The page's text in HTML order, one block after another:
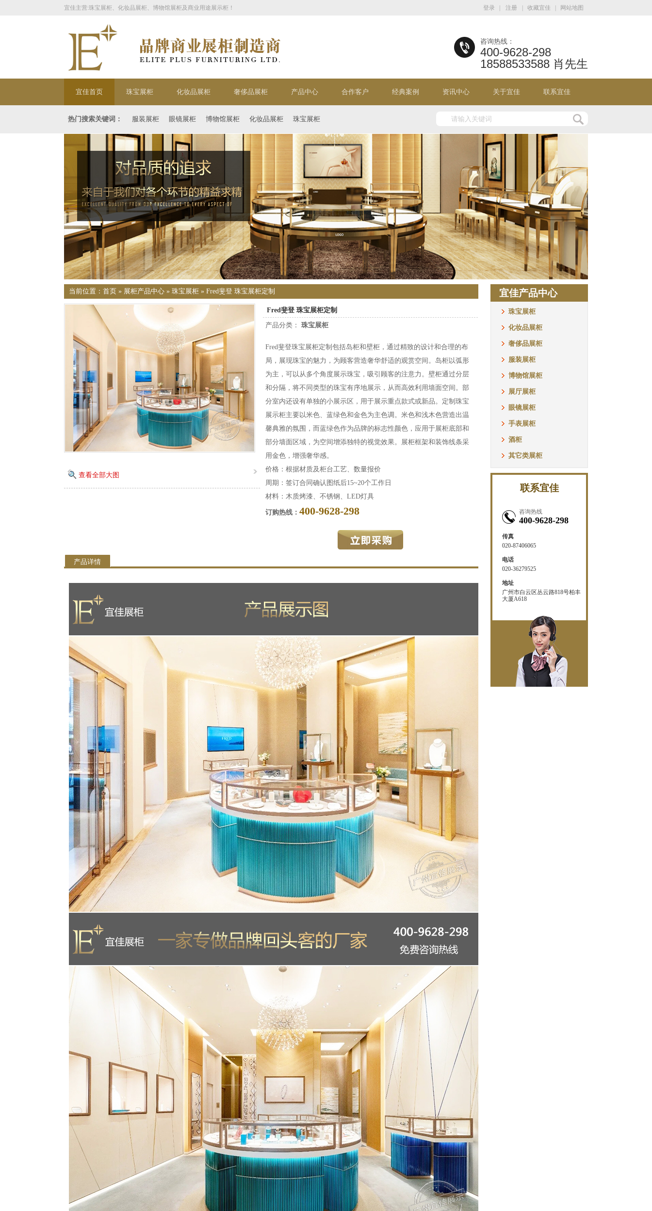
登录 注册 收藏宜佳 网站地图
宜佳主营:珠宝展柜、化妆品展柜、博物馆展柜及商业用途展示柜！
咨询热线：
400-9628-298
18588533588 肖先生
宜佳首页 珠宝展柜 化妆品展柜 奢侈品展柜 产品中心 合作客户 经典案例 资讯中心 关于宜佳 联系宜佳
热门搜索关键词： 服装展柜 眼镜展柜 博物馆展柜 化妆品展柜 珠宝展柜
当前位置： 首页 » 展柜产品中心 » 珠宝展柜 » Fred斐登 珠宝展柜定制
查看全部大图
Fred斐登 珠宝展柜定制
产品分类： 珠宝展柜
Fred斐登珠宝展柜定制包括岛柜和壁柜，通过精致的设计和合理的布
局，展现珠宝的魅力，为顾客营造奢华舒适的观赏空间。岛柜以弧形
为主，可以从多个角度展示珠宝，吸引顾客的注意力。壁柜通过分层
和分隔，将不同类型的珠宝有序地展示，从而高效利用墙面空间。部
分室内还设有单独的小展示区，用于展示重点款式或新品。定制珠宝
展示柜主要以米色、蓝绿色和金色为主色调。米色和浅木色营造出温
馨典雅的氛围，而蓝绿色作为品牌的标志性颜色，应用于展柜底部和
部分墙面区域，为空间增添独特的视觉效果。展柜框架和装饰线条采
用金色，增强奢华感。
价格：根据材质及柜台工艺、数量报价
周期：签订合同确认图纸后15~20个工作日
材料：木质烤漆、不锈钢、LED灯具
订购热线： 400-9628-298
产品详情
宜佳产品中心
珠宝展柜
化妆品展柜
奢侈品展柜
服装展柜
博物馆展柜
展厅展柜
眼镜展柜
手表展柜
酒柜
其它类展柜
联系宜佳
咨询热线
400-9628-298
传真
020-87406065
电话
020-36279525
地址
广州市白云区丛云路818号柏丰
大厦A618